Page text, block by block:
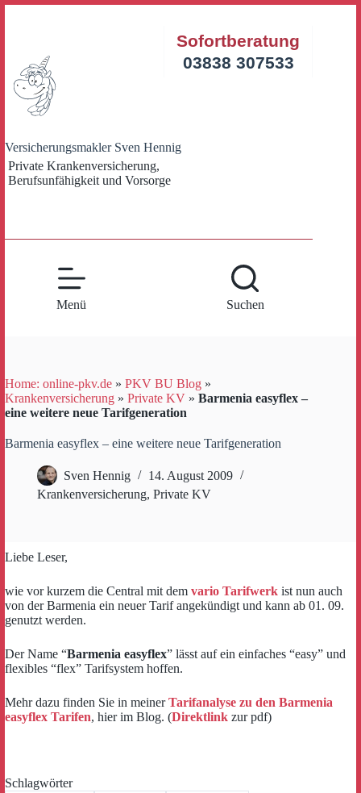
Versicherungsmakler Sven Hennig
Private Krankenversicherung,
Berufsunfähigkeit und Vorsorge
Sofortberatung
03838 307533
Menü Suchen
Home: online-pkv.de » PKV BU Blog »
Krankenversicherung » Private KV » Barmenia easyflex –
eine weitere neue Tarifgeneration
Barmenia easyflex – eine weitere neue Tarifgeneration
Sven Hennig
14. August 2009
Krankenversicherung, Private KV
Liebe Leser,
wie vor kurzem die Central mit dem vario Tarifwerk ist nun auch
von der Barmenia ein neuer Tarif angekündigt und kann ab 01. 09.
genutzt werden.
Der Name “Barmenia easyflex” lässt auf ein einfaches “easy” und
flexibles “flex” Tarifsystem hoffen.
Mehr dazu finden Sie in meinerTarifanalyse zu den Barmenia
easyflex Tarifen, hier im Blog. (Direktlink zur pdf)
Schlagwörter